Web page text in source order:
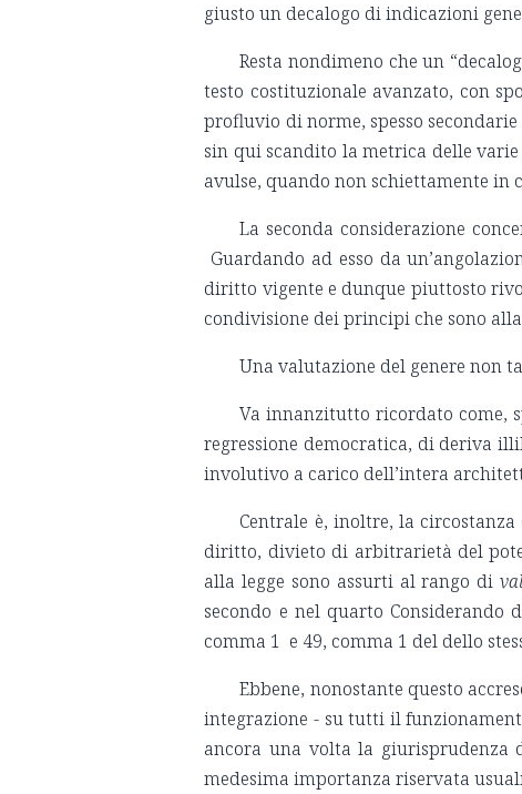
giusto un decalogo di indicazioni
Resta nondimeno che un
testo costituzionale avanzato, con
profluvio di norme, spesso
sin qui scandito la metrica delle
avulse, quando non schiettamente
La seconda considerazione
Guardando ad esso da
diritto vigente e dunque piuttosto
condivisione dei principi che sono
Una valutazione del genere non
Va innanzitutto ricordato come,
regressione democratica, di deriva
involutivo a carico dell’intera
Centrale è, inoltre, la
diritto, divieto di arbitrarietà del
alla legge sono assurti al rango di
secondo e nel quarto Considerando
comma 1 e 49, comma 1 del dello
Ebbene, nonostante questo
integrazione - su tutti il
ancora una volta la giurisprudenza
medesima importanza riservata